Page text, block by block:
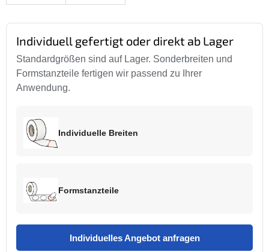
Individuell gefertigt oder direkt ab Lager
Standardgrößen sind auf Lager. Sonderbreiten und
Formstanzteile fertigen wir passend zu Ihrer
Anwendung.
Individuelle Breiten
Formstanzteile
Individuelles Angebot anfragen